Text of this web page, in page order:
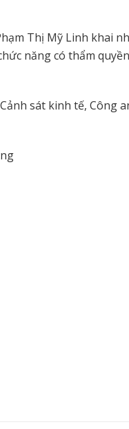
Thị Mỹ Linh khai
năng có thẩm
sát kinh tế, Công